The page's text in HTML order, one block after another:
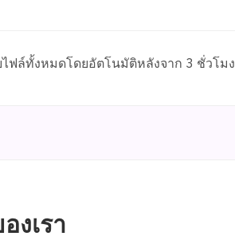
ฟล์ทั้งหมดโดยอัตโนมัติหลังจาก 3 ชั่วโมง
เรา